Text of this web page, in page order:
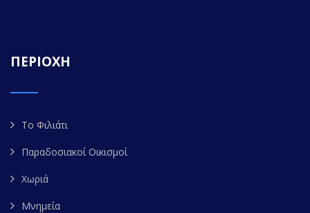
ΠΕΡΙΟΧΗ
Το Φιλιάτι
Παραδοσιακοί Οικισμοί
Χωριά
Μνημεία